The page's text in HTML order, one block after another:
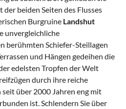
beiden Seiten des Flusses
Burgruine Landshut
unvergleichliche
berühmten Schiefer-Steillagen
und Hängen gedeihen die
edelsten Tropfen der Welt
durch ihre reiche
seit über 2000 Jahren eng mit
ist. Schlendern Sie über